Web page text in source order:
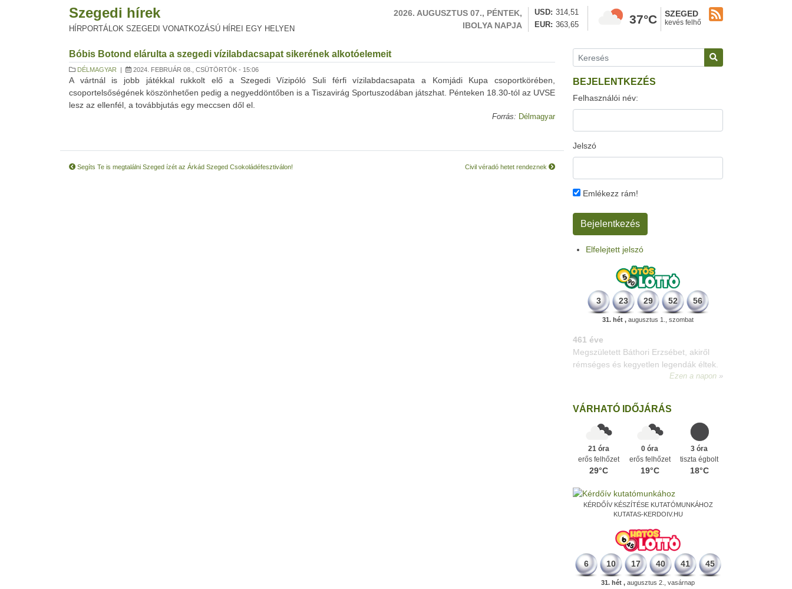
Szegedi hírek
HÍRPORTÁLOK SZEGEDI VONATKOZÁSÚ HÍREI EGY HELYEN
2026. AUGUSZTUS 07., PÉNTEK,
IBOLYA NAPJA
USD
314,51
EUR
363,65 37°C SZEGED
kevés felhő
Bóbis Botond elárulta a szegedi vízilabdacsapat sikerének alkotóelemeit
DÉLMAGYAR | 2024. FEBRUÁR 08., CSÜTÖRTÖK - 15:06
A vártnál is jobb játékkal rukkolt elő a Szegedi Vízipóló Suli férfi vízilabdacsapata a Komjádi Kupa csoportkörében,
csoportelsőségének köszönhetően pedig a negyeddöntőben is a Tiszavirág Sportuszodában játszhat. Pénteken 18.30-tól az UVSE
lesz az ellenfél, a továbbjutás egy meccsen dől el.
Forrás: Délmagyar
Segíts Te is megtalálni Szeged ízét az Árkád Szeged Csokoládéfesztiválon! Civil véradó hetet rendeznek
BEJELENTKEZÉS
Felhasználói név:
Jelszó
Emlékezz rám!
Elfelejtett jelszó
3 23 29 52 56
31. hét , augusztus 1., szombat
196 éve
Megszületett Kondor Gusztáv
csillagász, matematikus, egyetemi
VÁRHATÓ IDŐJÁRÁS
21 óra
erős felhőzet
29°C
0 óra
erős felhőzet
19°C
3 óra
tiszta égbolt
18°C
KÉRDŐÍV KÉSZÍTÉSE KUTATÓMUNKÁHOZ
KUTATAS-KERDOIV.HU
6 10 17 40 41 45
31. hét , augusztus 2., vasárnap